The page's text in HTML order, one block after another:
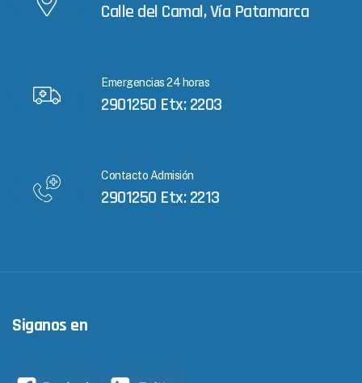
Calle del Camal, Vía Patamarca
Emergencias 24 horas
2901250 Etx: 2203
Contacto Admisión
2901250 Etx: 2213
Siganos en